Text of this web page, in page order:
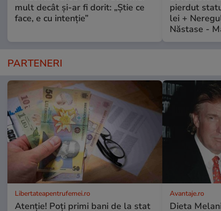
mult decât și-ar fi dorit: „Știe ce
face, e cu intenție”
pierdut
lei +
Năstase -
PARTENERI
Libertateapentrufemei.ro
Atenție! Poți primi bani de la stat
Avantaje.ro
Dieta